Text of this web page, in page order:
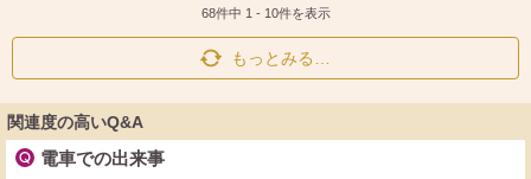
68件中 1 - 10件を表示
もっとみる…
関連度の高いQ&A
電車での出来事